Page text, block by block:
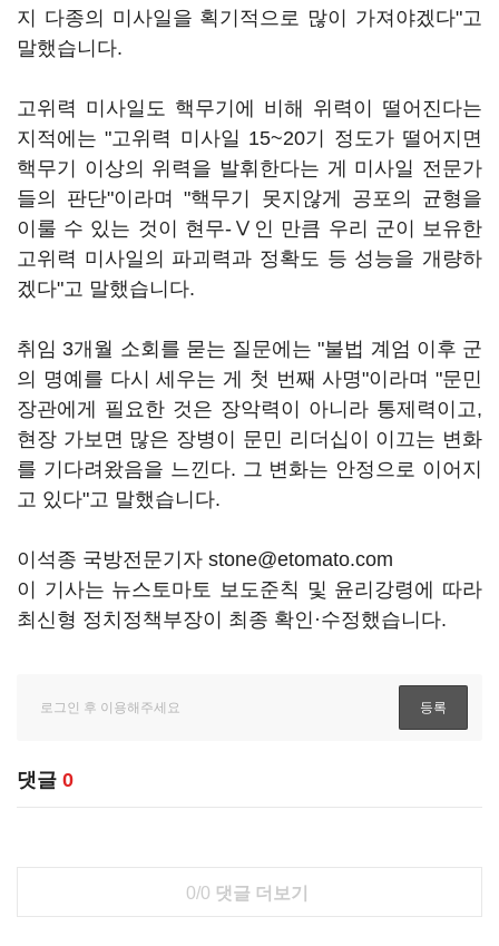
지 다종의 미사일을 획기적으로 많이 가져야겠다"고
말했습니다.
고위력 미사일도 핵무기에 비해 위력이 떨어진다는
지적에는 "고위력 미사일 15~20기 정도가 떨어지면
핵무기 이상의 위력을 발휘한다는 게 미사일 전문가
들의 판단"이라며 "핵무기 못지않게 공포의 균형을
이룰 수 있는 것이 현무-Ⅴ인 만큼 우리 군이 보유한
고위력 미사일의 파괴력과 정확도 등 성능을 개량하
겠다"고 말했습니다.
취임 3개월 소회를 묻는 질문에는 "불법 계엄 이후 군
의 명예를 다시 세우는 게 첫 번째 사명"이라며 "문민
장관에게 필요한 것은 장악력이 아니라 통제력이고,
현장 가보면 많은 장병이 문민 리더십이 이끄는 변화
를 기다려왔음을 느낀다. 그 변화는 안정으로 이어지
고 있다"고 말했습니다.
이석종 국방전문기자 stone@etomato.com
이 기사는 뉴스토마토 보도준칙 및 윤리강령에 따라
최신형 정치정책부장이 최종 확인·수정했습니다.
댓글 0
0/0 댓글 더보기